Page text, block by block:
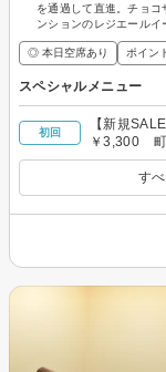
を通過して直進。チョ
ンションのレジエールイ
◎ 本日空席あり ポイン
スペシャルメニュー
初回
【新規
￥3,300
す